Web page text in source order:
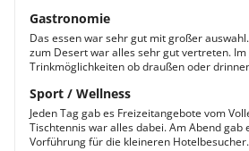
Gastronomie
Das essen war sehr gut mit großer
zum Desert war alles sehr gut vertreten.
Trinkmöglichkeiten ob draußen oder
Sport / Wellness
Jeden Tag gab es Freizeitangebote vom
Tischtennis war alles dabei. Am Abend gab
Vorführung für die kleineren Hotelbesucher.